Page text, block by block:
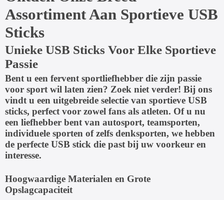
Assortiment Aan Sportieve USB
Sticks
Unieke USB Sticks Voor Elke Sportieve
Passie
Bent u een fervent sportliefhebber die zijn passie
voor sport wil laten zien? Zoek niet verder! Bij ons
vindt u een uitgebreide selectie van sportieve USB
sticks, perfect voor zowel fans als atleten. Of u nu
een liefhebber bent van autosport, teamsporten,
individuele sporten of zelfs denksporten, we hebben
de perfecte USB stick die past bij uw voorkeur en
interesse.
Hoogwaardige Materialen en Grote
Opslagcapaciteit